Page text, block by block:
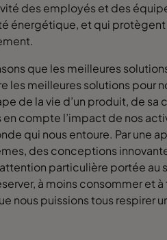
des employés et des
énergétique, et qui protègent
que les meilleures
les meilleures solutions pour
de la vie d’un produit, de sa
en compte l’impact de nos
qui nous entoure. Par une
des conceptions
particulière portée au
à moins consommer et
nous puissions tous respirer